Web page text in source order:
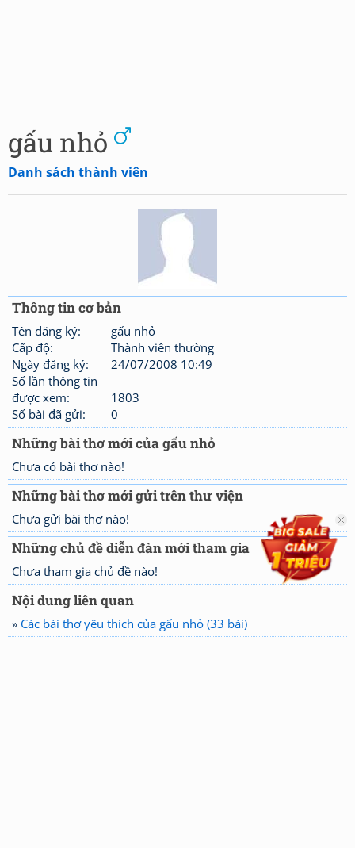
gấu nhỏ
Danh sách thành viên
Thông tin cơ bản
Tên đăng ký:
gấu nhỏ
Cấp độ:
Thành viên thường
Ngày đăng ký:
24/07/2008 10:49
Số lần thông tin
được xem:
1803
Số bài đã gửi:
0
Những bài thơ mới của gấu nhỏ
Chưa có bài thơ nào!
Những bài thơ mới gửi trên thư viện
Chưa gửi bài thơ nào!
Những chủ đề diễn đàn mới tham gia
Chưa tham gia chủ đề nào!
Nội dung liên quan
» Các bài thơ yêu thích của gấu nhỏ (33 bài)